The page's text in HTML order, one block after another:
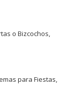
o Bizcochos,
para Fiestas,